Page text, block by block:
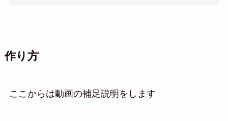
作り方
ここからは動画の補足説明をします